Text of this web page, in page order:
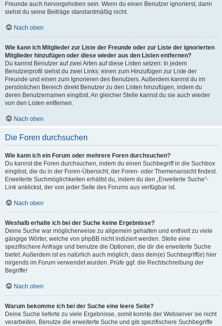
Freunde auch hervorgehoben sein. Wenn du einen Benutzer ignorierst, dann
siehst du seine Beiträge standardmäßig nicht.
Nach oben
Wie kann ich Mitglieder zur Liste der Freunde oder zur Liste der ignorierten
Mitglieder hinzufügen oder diese wieder aus den Listen entfernen?
Du kannst Benutzer auf zwei Arten auf diese Listen setzen: In jedem
Benutzerprofil siehst du zwei Links: einen zum Hinzufügen zur Liste der
Freunde und einen zum Ignorieren des Benutzers. Außerdem kannst du im
persönlichen Bereich direkt Benutzer zu den Listen hinzufügen, indem du
deren Benutzernamen eingibst. An gleicher Stelle kannst du sie auch wieder
von den Listen entfernen.
Nach oben
Die Foren durchsuchen
Wie kann ich ein Forum oder mehrere Foren durchsuchen?
Du kannst die Foren durchsuchen, indem du einen Suchbegriff in die Suchbox
eingibst, die du in der Foren-Übersicht, der Foren- oder Themenansicht findest.
Erweiterte Suchmöglichkeiten erhältst du, indem du den „Erweiterte Suche“-
Link anklickst, der von jeder Seite des Forums aus verfügbar ist.
Nach oben
Weshalb erhalte ich bei der Suche keine Ergebnisse?
Deine Suche war möglicherweise zu allgemein gehalten und enthielt zu viele
gängige Wörter, welche von phpBB nicht indiziert werden. Stelle eine
spezifischere Anfrage und benutze die Optionen, die dir die erweiterte Suche
bietet. Außerdem ist es natürlich auch möglich, dass dein(e) Suchbegriff(e) hier
nirgends im Forum verwendet wurden. Prüfe ggf. die Rechtschreibung der
Begriffe!
Nach oben
Warum bekomme ich bei der Suche eine leere Seite?
Deine Suche lieferte zu viele Ergebnisse, somit konnte der Webserver sie nicht
verarbeiten. Benutze die erweiterte Suche und gib spezifischere Suchbegriffe